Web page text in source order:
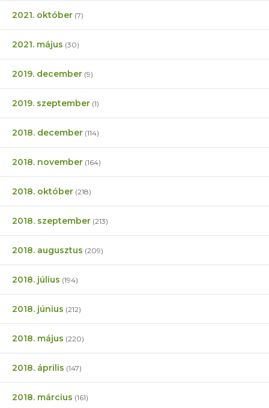
2021. október (7)
2021. május (30)
2019. december (9)
2019. szeptember (1)
2018. december (114)
2018. november (164)
2018. október (218)
2018. szeptember (213)
2018. augusztus (209)
2018. július (194)
2018. június (212)
2018. május (220)
2018. április (147)
2018. március (161)